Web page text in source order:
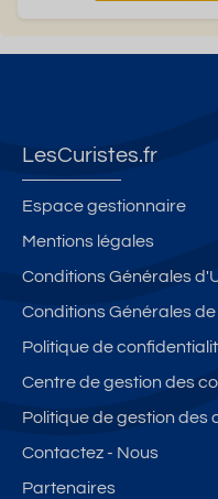
LesCuristes.fr
Espace gestionnaire
Mentions légales
Conditions Générales
Conditions Générales
Politique de
Centre de gestion des
Politique de gestion des
Contactez - Nous
Partenaires